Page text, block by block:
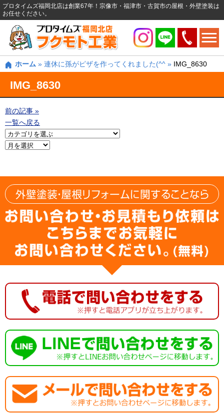
プロタイムズ福岡北店は創業67年！宗像市・福津市・古賀市の屋根・外壁塗装は
お任せください。
ホーム » 連休に孫がピザを作ってくれました(^^ » IMG_8630
IMG_8630
前の記事 »
一覧へ戻る